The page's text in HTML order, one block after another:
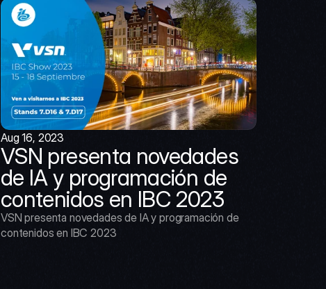
Aug 16, 2023
VSN presenta novedades
de IA y programación de
contenidos en IBC 2023
VSN presenta novedades de IA y programación de
contenidos en IBC 2023